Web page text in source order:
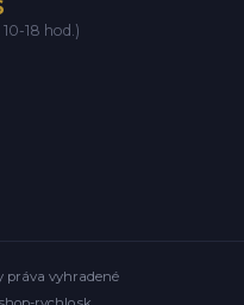
18 hod.)
práva vyhradené